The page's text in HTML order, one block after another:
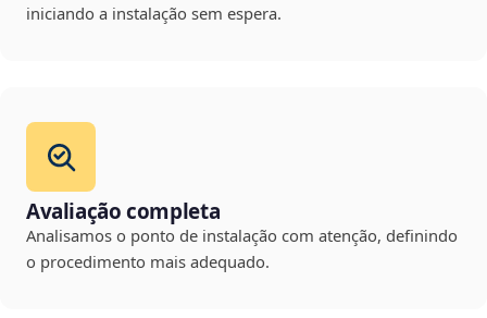
iniciando a instalação sem espera.
Avaliação completa
Analisamos o ponto de instalação com atenção, definindo
o procedimento mais adequado.